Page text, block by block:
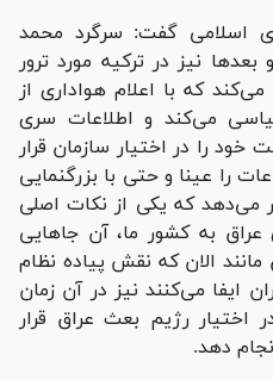
اسلامی گفت: سرگرد محمد
نیز در ترکیه مورد ترور
که با اعلام هواداری از
می‌کند و اطلاعات سری
خود را در اختیار سازمان قرار
را عینا و حتی با بزرگنمایی
می‌دهد که یکی از نکات اصلی
به کشور ما، آن جا‌هایی
الان که نقش پیاده نظام
ایفا می‌کنند نیز در آن زمان
اختیار رژیم بعث عراق قرار
دهد.